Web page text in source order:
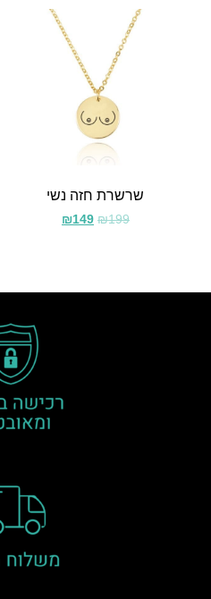
שרשרת חזה נשי
₪199
₪149